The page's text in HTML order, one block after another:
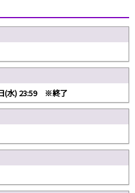
日(水) 23:59 ※終了